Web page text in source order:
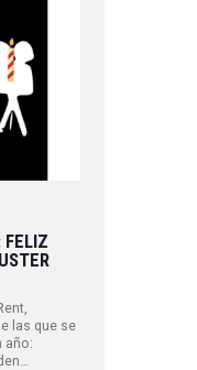
FELIZ
las que se
año: